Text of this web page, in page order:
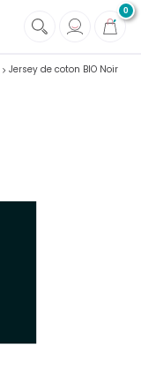
0
+
Jersey de coton BIO Noir